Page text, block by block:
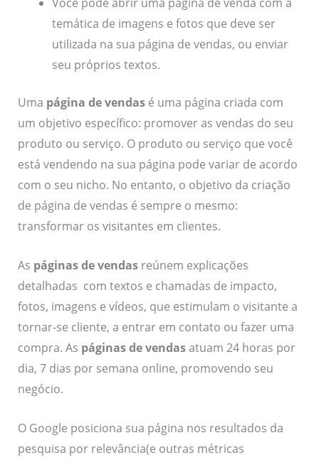
temática de imagens e fotos que deve ser
utilizada na sua página de vendas, ou enviar
seu próprios textos.
Uma página de vendasé uma página criada com
um objetivo específico: promover as vendas do seu
produto ou serviço. O produto ou serviço que você
está vendendo na sua página pode variar de acordo
com o seu nicho. No entanto, o objetivo da criação
de página de vendas é sempre o mesmo:
transformar os visitantes em clientes.
As páginas de vendasreúnem explicações
detalhadas com textos e chamadas de impacto,
fotos, imagens e vídeos, que estimulam o visitante a
tornar-se cliente, a entrar em contato ou fazer uma
compra. As páginas de vendasatuam 24 horas por
dia, 7 dias por semana online, promovendo seu
negócio.
O Google posiciona sua página nos resultados da
pesquisa por relevância(e outras métricas